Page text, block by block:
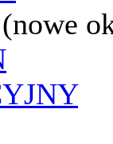
(nowe